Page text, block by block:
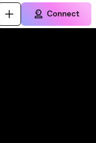
Connect